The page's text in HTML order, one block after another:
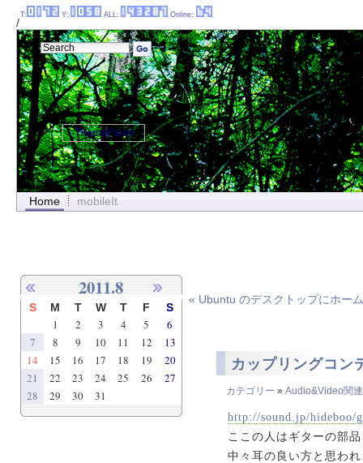
/
Home mobileIt
« Ubuntu のデスクトップにホー
カップリングコン
カテゴリー » Audio&Video関連
http://sound.jp/hideboo/
ここの人はギターの部
中々耳の良い方と思わ
2011.8
S M T W T F S
1 2 3 4 5
6
7
8 9 10 11 12
13
14
15 16 17 18 19
20
21
22 23 24 25 26
27
28
29 30 31
T: Y: ALL: Online:
ThemePanel